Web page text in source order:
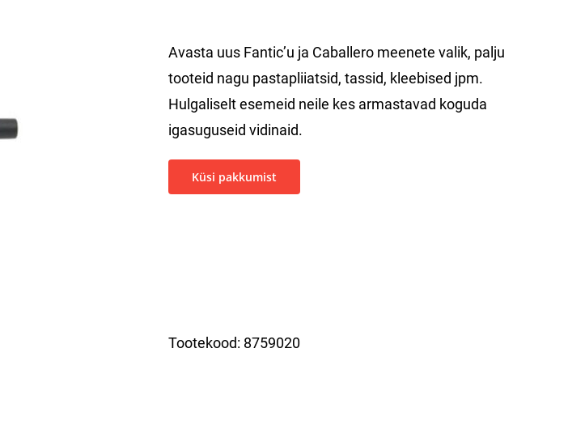
Avasta uus Fantic’u ja Caballero meenete valik, palju
tooteid nagu pastapliiatsid, tassid, kleebised jpm.
Hulgaliselt esemeid neile kes armastavad koguda
igasuguseid vidinaid.
Küsi pakkumist
Tootekood: 8759020